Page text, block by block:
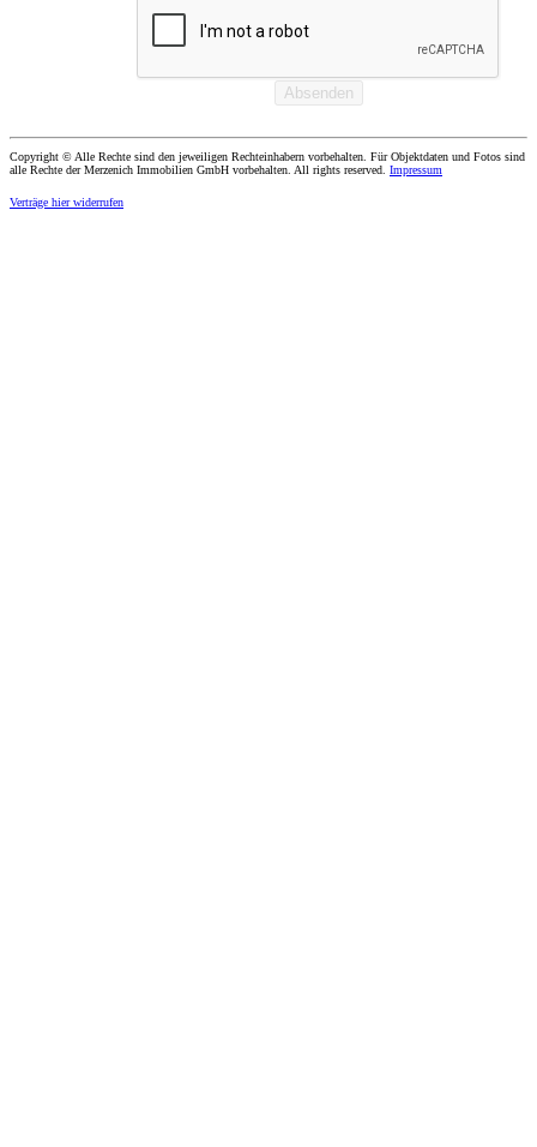
Copyright © Alle Rechte sind den jeweiligen Rechteinhabern vorbehalten. Für Objektdaten und Fotos sind
alle Rechte der Merzenich Immobilien GmbH vorbehalten. All rights reserved. Impressum
Verträge hier widerrufen